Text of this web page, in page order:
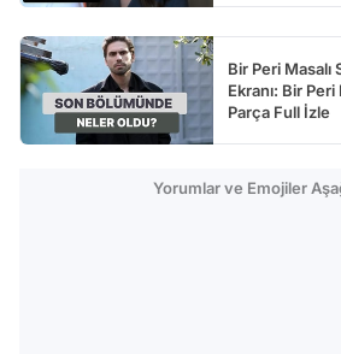
Bir Peri
Ekranı: Bir
Parça Full İzle
Yorumlar ve Emojiler